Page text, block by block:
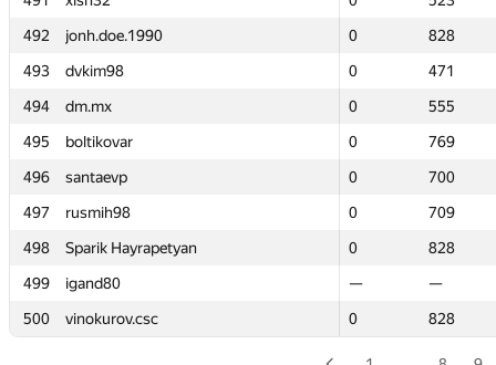
492
jonh.doe.1990 0
828
493
dvkim98 0
471
494
dm.mx 0
555
495
boltikovar 0
769
496
santaevp 0
700
497
rusmih98 0
709
498
Sparik Hayrapetyan 0
828
499
igand80 —
—
500
vinokurov.csc 0 828
492
jonh.doe.1990 0
828
493
dvkim98 0
471
494
dm.mx 0
555
495
boltikovar 0
769
496
santaevp 0
700
497
rusmih98 0
709
498
Sparik Hayrapetyan 0
828
499
igand80 —
—
500
vinokurov.csc 0 828